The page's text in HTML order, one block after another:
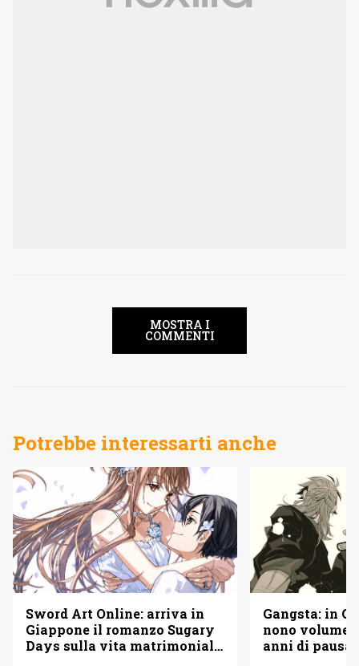
MOSTRA I
COMMENTI
Potrebbe interessarti anche
Sword Art Online: arriva in
Giappone il romanzo Sugary
Days sulla vita matrimoniale
Gangsta: in
nono volume
anni di pausa